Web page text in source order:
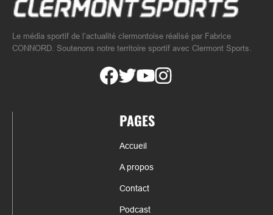
Le média sportif de l’actualité clermontoise réalisé par Fabrice
CONNORD. Soutenons notre territoire sportif avec Clermont Sports.
PAGES
Accueil
A propos
Contact
Podcast